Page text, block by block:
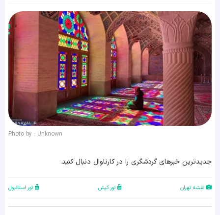
Photo by : Unknown
جدیدترین خبرهای گردشگری را در کارناوال دنبال کنید.
نقشه تهران تور کیش تور استانبول